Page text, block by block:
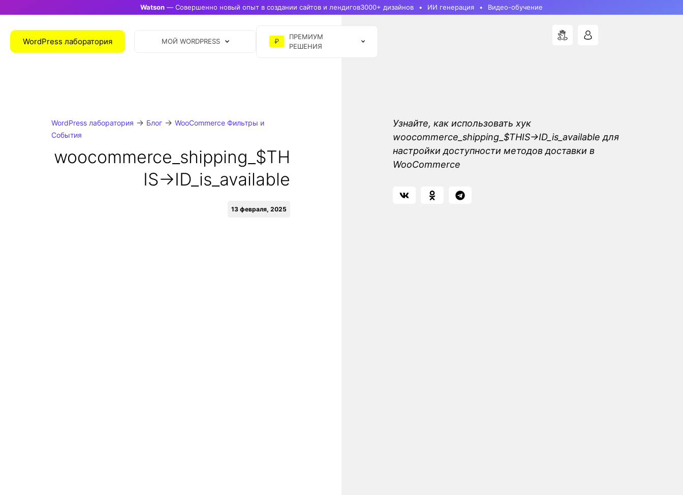
Watson — Совершенно новый опыт в создании сайтов и лендигов3000+ дизайнов ИИ генерация Видео-обучение
WordPress лаборатория МОЙ WORDPRESS ₽
ПРЕМИУМ
РЕШЕНИЯ
WordPress лаборатория → Блог→ WooCommerce Фильтры и
События
woocommerce_shipping_$TH
IS->ID_is_available
13 февраля, 2025
Узнайте, как использовать хук
woocommerce_shipping_$THIS->ID_is_available для
настройки доступности методов доставки в
WooCommerce